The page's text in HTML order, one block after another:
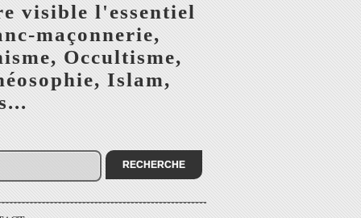
visible l'essentiel
maçonnerie,
Occultisme,
Islam,